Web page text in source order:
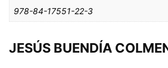
978-84-17551-22-3
JESÚS BUENDÍA